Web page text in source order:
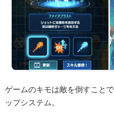
ゲームのキモは敵を倒すこと
ップシステム。